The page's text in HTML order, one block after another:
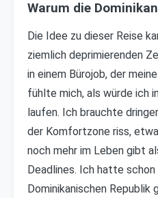
Warum die
Die Idee zu dieser Reise
ziemlich deprimierenden
in einem Bürojob, der
fühlte mich, als würde ich
laufen. Ich brauchte
der Komfortzone riss,
noch mehr im Leben gibt
Deadlines. Ich hatte schon
Dominikanischen